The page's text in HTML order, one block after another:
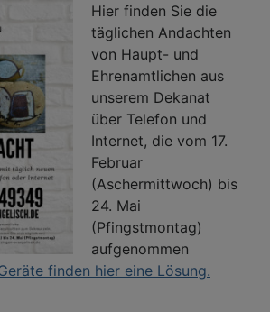
Hier finden Sie die
täglichen Andachten
von Haupt- und
Ehrenamtlichen aus
unserem Dekanat
über Telefon und
Internet, die vom 17.
Februar
(Aschermittwoch) bis
24. Mai
(Pfingstmontag)
aufgenommen
finden hier eine Lösung.